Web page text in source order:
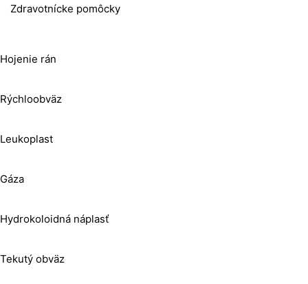
Zdravotnícke pomôcky
Hojenie rán
Rýchloobväz
Leukoplast
Gáza
Hydrokoloidná náplasť
Tekutý obväz